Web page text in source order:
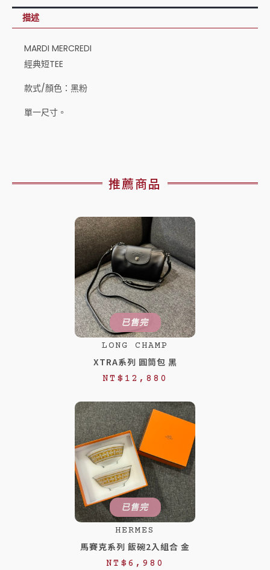
粉
描述
MARDI MERCREDI
經典短TEE
款式/顏色：黑粉
單一尺寸。
推薦商品
已售完
LONG CHAMP
XTRA系列 圓筒包 黑
NT$ 12,880
已售完
HERMES
馬賽克系列 飯碗2入組合 金
NT$ 6,980